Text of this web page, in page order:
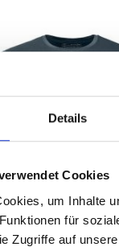
Details
Cookies
um Inhalte
für
Zugriffe auf